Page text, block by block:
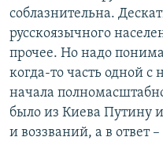
соблазнительна.
русскоязычного
прочее. Но надо
когда-то часть одной
начала
было из Киева Путину
и воззваний, а в ответ